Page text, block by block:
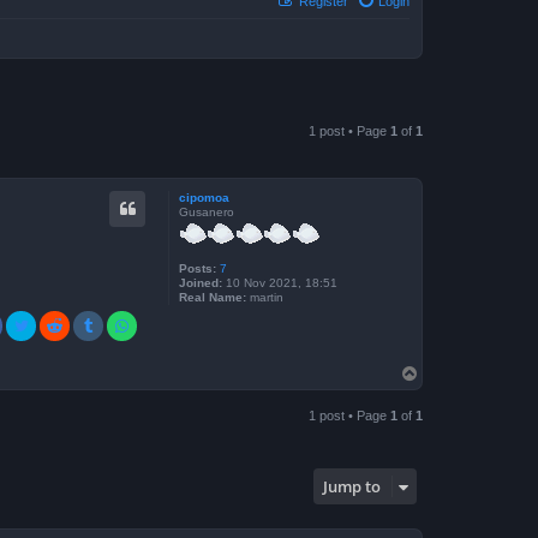
1 post • Page 1 of 1
cipomoa
Gusanero
Posts: 7
Joined: 10 Nov 2021, 18:51
Real Name: martin
o
1 post • Page 1 of 1
Jump to